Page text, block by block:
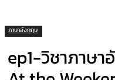
ภาษาอังกฤษ
ep1-วิชาภาษา